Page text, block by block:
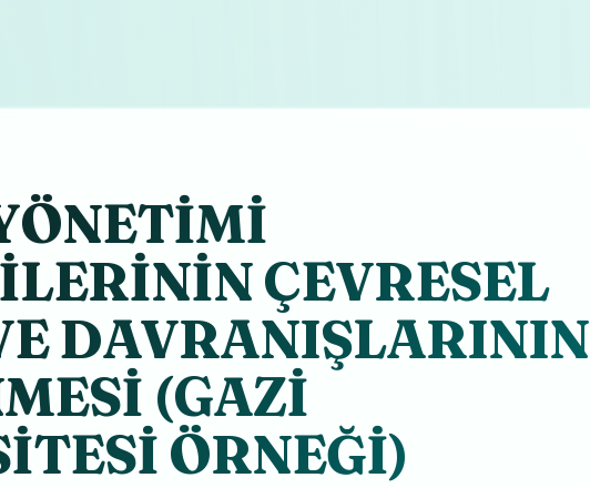
ÇEVRESEL
DAVRANIŞLARININ
(GAZİ
ÖRNEĞİ)